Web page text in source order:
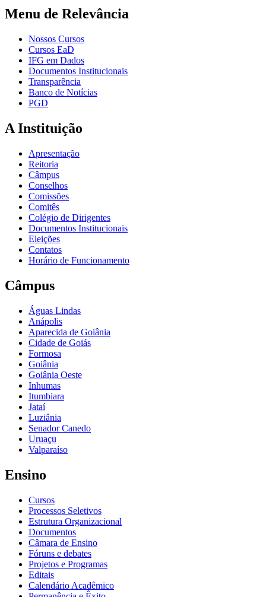
Menu de Relevância
Nossos Cursos
Cursos EaD
IFG em Dados
Documentos Institucionais
Transparência
Banco de Notícias
PGD
A Instituição
Apresentação
Reitoria
Câmpus
Conselhos
Comissões
Comitês
Colégio de Dirigentes
Documentos Institucionais
Eleições
Contatos
Horário de Funcionamento
Câmpus
Águas Lindas
Anápolis
Aparecida de Goiânia
Cidade de Goiás
Formosa
Goiânia
Goiânia Oeste
Inhumas
Itumbiara
Jataí
Luziânia
Senador Canedo
Uruaçu
Valparaíso
Ensino
Cursos
Processos Seletivos
Estrutura Organizacional
Documentos
Câmara de Ensino
Fóruns e debates
Projetos e Programas
Editais
Calendário Acadêmico